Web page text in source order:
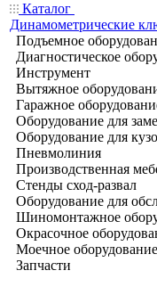
Каталог
Динамометрические
Подъемное
Диагностическое
Инструмент
Вытяжное
Гаражное
Оборудование для
Оборудование для
Пневмолиния
Производственная
Стенды сход-развал
Оборудование для
Шиномонтажное
Окрасочное
Моечное оборудование
Запчасти